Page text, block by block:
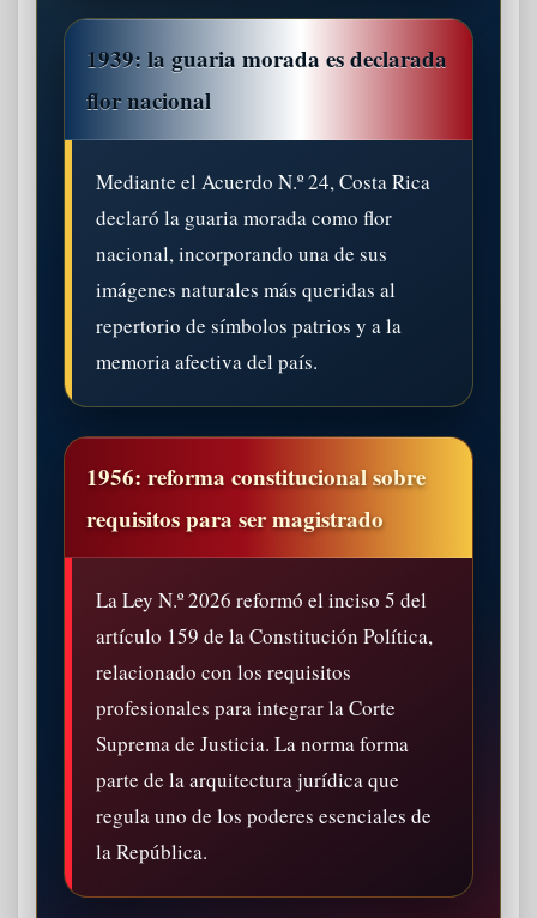
1939: la guaria morada es declarada
flor nacional
Mediante el Acuerdo N.º 24, Costa Rica
declaró la guaria morada como flor
nacional, incorporando una de sus
imágenes naturales más queridas al
repertorio de símbolos patrios y a la
memoria afectiva del país.
1956: reforma constitucional sobre
requisitos para ser magistrado
La Ley N.º 2026 reformó el inciso 5 del
artículo 159 de la Constitución Política,
relacionado con los requisitos
profesionales para integrar la Corte
Suprema de Justicia. La norma forma
parte de la arquitectura jurídica que
regula uno de los poderes esenciales de
la República.